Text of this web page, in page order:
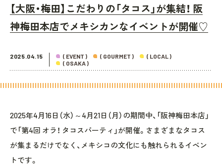
【大阪・梅田】こだわりの「タコス」が集結！ 阪
神梅田本店でメキシカンなイベントが開催♡
2025.04.15 ( EVENT ) ( GOURMET )
( LOCAL )
( OSAKA )
2025年4月16日（水）～4月21日（月）の期間中、「阪神梅田本店」
で「第4回 オラ！ タコスパーティ」が開催。さまざまなタコス
が集まるだけでなく、メキシコの文化にも触れられるイベン
トです。